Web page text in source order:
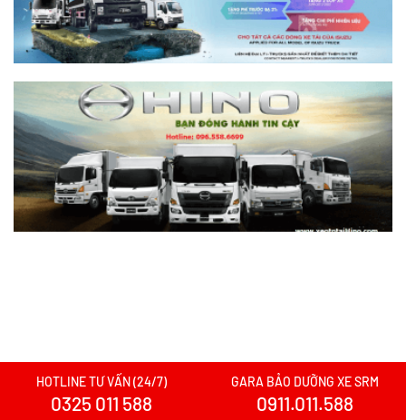
Xem chi tiết >>
Nên mua xe tải SRM T30 vs Suzuki Carry
Pro? So sánh chi tiết
Xem chi tiết >>
Nên mua xe tải SRM T30 hay Tera 100?
Tìm hiểu chi tiết
Xe tải SRM T20A vs TQ Wuling N300P:
HOTLINE TƯ VẤN (24/7)
0325 011 588
GARA BẢO DƯỠNG XE SRM
0911.011.588